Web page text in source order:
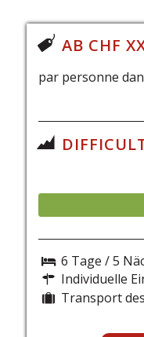
AB CHF
par personne
6 Tage / 5
Individuelle
Transport